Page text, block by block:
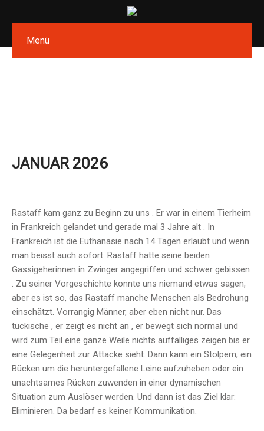
Menü
JANUAR 2026
Rastaff kam ganz zu Beginn zu uns . Er war in einem Tierheim
in Frankreich gelandet und gerade mal 3 Jahre alt . In
Frankreich ist die Euthanasie nach 14 Tagen erlaubt und wenn
man beisst auch sofort. Rastaff hatte seine beiden
Gassigeherinnen in Zwinger angegriffen und schwer gebissen
. Zu seiner Vorgeschichte konnte uns niemand etwas sagen,
aber es ist so, das Rastaff manche Menschen als Bedrohung
einschätzt. Vorrangig Männer, aber eben nicht nur. Das
tückische , er zeigt es nicht an , er bewegt sich normal und
wird zum Teil eine ganze Weile nichts auffälliges zeigen bis er
eine Gelegenheit zur Attacke sieht. Dann kann ein Stolpern, ein
Bücken um die heruntergefallene Leine aufzuheben oder ein
unachtsames Rücken zuwenden in einer dynamischen
Situation zum Auslöser werden. Und dann ist das Ziel klar:
Eliminieren. Da bedarf es keiner Kommunikation.